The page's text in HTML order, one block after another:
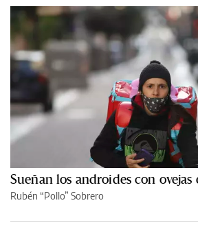
Sueñan los androides con ovejas
Rubén “Pollo” Sobrero